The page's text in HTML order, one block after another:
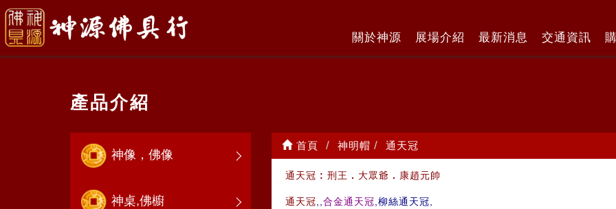
關於神源 展場介紹 最新消息 交通資訊
產品介紹
神像，佛像
神桌,佛櫥
首頁 神明帽 通天冠
通天冠 : 刑王 . 大眾爺 . 康趙元帥
通天冠 合金通天冠 ,柳絲通天冠,